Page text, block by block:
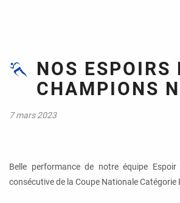
NOS
CHAMPIONS
7 mars 2023
Belle performance de notre équipe
consécutive de la Coupe Nationale Catégorie